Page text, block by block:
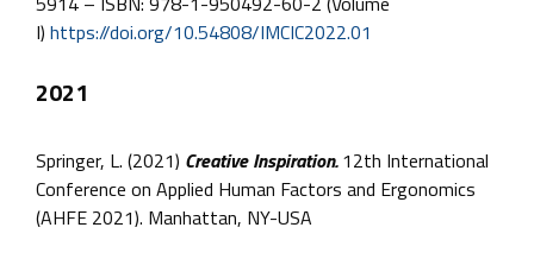
I) https://doi.org/10.54808/IMCIC2022.01
2021
Springer, L. (2021) Creative Inspiration.12th International
Conference on Applied Human Factors and Ergonomics
(AHFE 2021). Manhattan, NY-USA